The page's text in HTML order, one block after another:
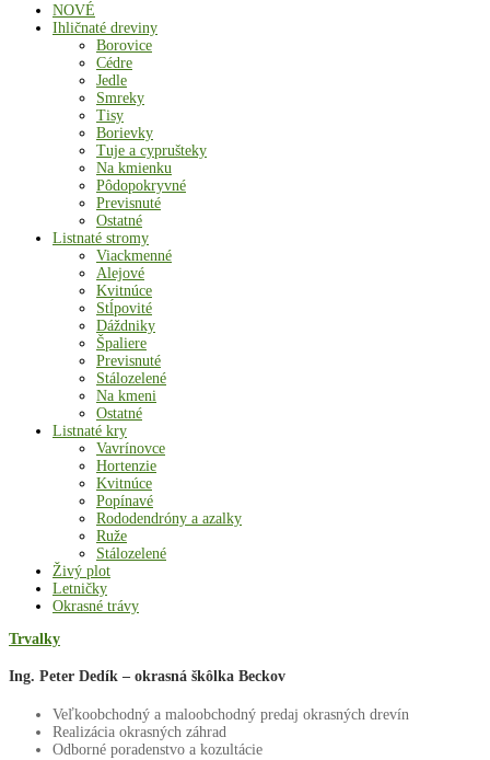
NOVÉ
Ihličnaté dreviny
Borovice
Cédre
Jedle
Smreky
Tisy
Borievky
Tuje a cyprušteky
Na kmienku
Pôdopokryvné
Previsnuté
Ostatné
Listnaté stromy
Viackmenné
Alejové
Kvitnúce
Stĺpovité
Dáždniky
Špaliere
Previsnuté
Stálozelené
Na kmeni
Ostatné
Listnaté kry
Vavrínovce
Hortenzie
Kvitnúce
Popínavé
Rododendróny a azalky
Ruže
Stálozelené
Živý plot
Letničky
Okrasné trávy
Trvalky
Ing. Peter Dedík – okrasná škôlka Beckov
Veľkoobchodný a maloobchodný predaj okrasných drevín
Realizácia okrasných záhrad
Odborné poradenstvo a kozultácie